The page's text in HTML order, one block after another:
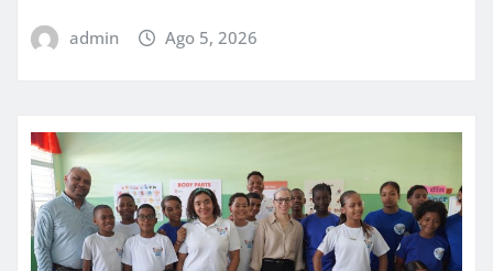
admin Ago 5, 2026